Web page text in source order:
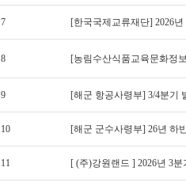
7 [한국국제교류재단] 2026
8 [농림수산식품교육문화정
9 [해군 항공사령부] 3/4분기
10 [해군 군수사령부] 26년 하
11 [ (주)강원랜드 ] 2026년 3